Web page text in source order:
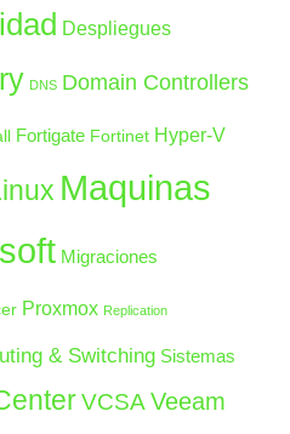
Despliegues
DNS Domain Controllers
Fortigate Fortinet Hyper-V
Maquinas
Migraciones
Proxmox Replication
& Switching Sistemas
VCSA Veeam